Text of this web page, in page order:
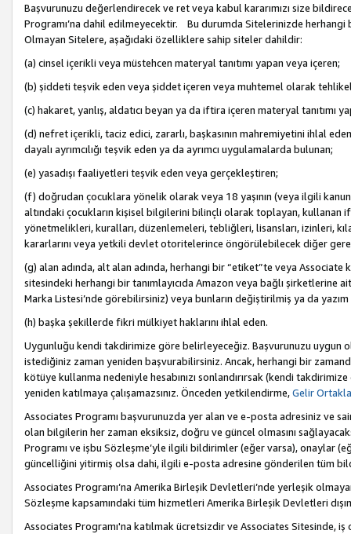
Başvurunuzu değerlendirecek ve ret veya kabul kararımızı size
Programı’na dahil edilmeyecektir. Bu durumda Sitelerinizde herhangi
Olmayan Sitelere, aşağıdaki özelliklere sahip siteler dahildir:
(a) cinsel içerikli veya müstehcen materyal tanıtımı yapan veya içeren;
(b) şiddeti teşvik eden veya şiddet içeren veya muhtemel olarak
(c) hakaret, yanlış, aldatıcı beyan ya da iftira içeren materyal tanıtımı
(d) nefret içerikli, taciz edici, zararlı, başkasının mahremiyetini ihlal
dayalı ayrımcılığı teşvik eden ya da ayrımcı uygulamalarda bulunan;
(e) yasadışı faaliyetleri teşvik eden veya gerçekleştiren;
(f) doğrudan çocuklara yönelik olarak veya 18 yaşının (veya ilgili
altındaki çocukların kişisel bilgilerini bilinçli olarak toplayan, kullanan
yönetmelikleri, kuralları, düzenlemeleri, tebliğleri, lisansları, izinleri,
kararlarını veya yetkili devlet otoritelerince öngörülebilecek diğer
(g) alan adında, alt alan adında, herhangi bir “etiket”te veya
sitesindeki herhangi bir tanımlayıcıda Amazon veya bağlı şirketlerine
Marka Listesi’nde görebilirsiniz) veya bunların değiştirilmiş ya da
(h) başka şekillerde fikri mülkiyet haklarını ihlal eden.
Uygunluğu kendi takdirimize göre belirleyeceğiz. Başvurunuzu uygun
istediğiniz zaman yeniden başvurabilirsiniz. Ancak, herhangi bir
kötüye kullanma nedeniyle hesabınızı sonlandırırsak (kendi
yeniden katılmaya çalışamazsınız. Önceden yetkilendirme,Gelir
Associates Programı başvurunuzda yer alan ve e-posta adresiniz ve
olan bilgilerin her zaman eksiksiz, doğru ve güncel olmasını
Programı ve işbu Sözleşme’yle ilgili bildirimler (eğer varsa), onaylar
güncelliğini yitirmiş olsa dahi, ilgili e-posta adresine gönderilen tüm
Associates Programı’na Amerika Birleşik Devletleri’nde yerleşik
Sözleşme kapsamındaki tüm hizmetleri Amerika Birleşik Devletleri
Associates Programı'na katılmak ücretsizdir ve Associates Sitesinde,